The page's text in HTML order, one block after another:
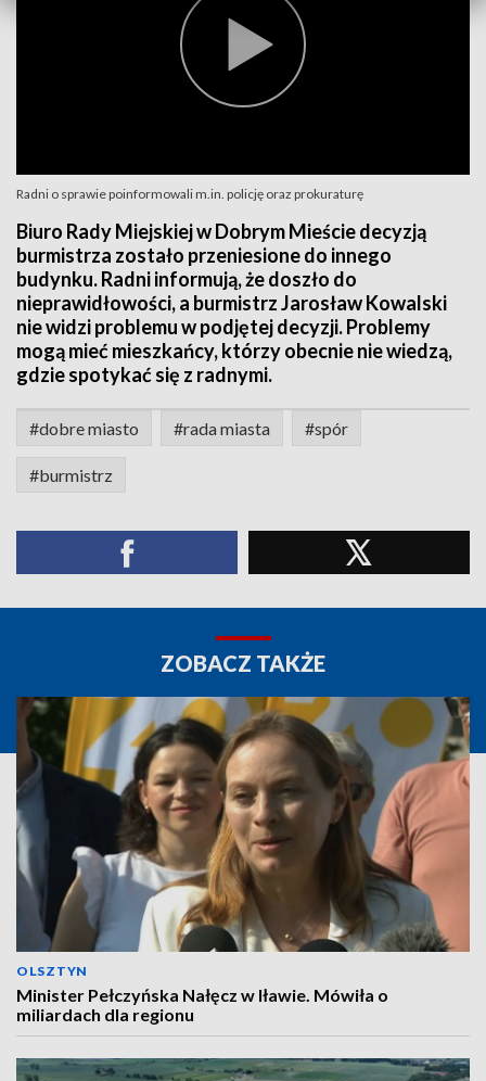
Radni o sprawie poinformowali m.in. policję oraz prokuraturę
Biuro Rady Miejskiej w Dobrym Mieście decyzją
burmistrza zostało przeniesione do innego
budynku. Radni informują, że doszło do
nieprawidłowości, a burmistrz Jarosław Kowalski
nie widzi problemu w podjętej decyzji. Problemy
mogą mieć mieszkańcy, którzy obecnie nie wiedzą,
gdzie spotykać się z radnymi.
#dobre miasto #rada miasta #spór
#burmistrz
ZOBACZ TAKŻE
OLSZTYN
Minister Pełczyńska Nałęcz w Iławie. Mówiła o
miliardach dla regionu